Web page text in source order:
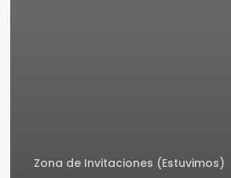
Zona de Invitaciones (Estuvimos)